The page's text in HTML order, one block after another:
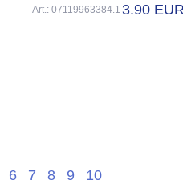
Art.: 07119963384.1 3.90
6 7 8 9 10